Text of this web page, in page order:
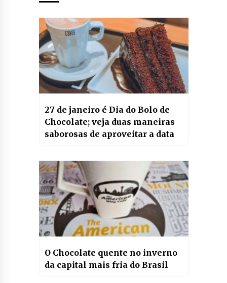
27 de janeiro é Dia do Bolo de
Chocolate; veja duas maneiras
saborosas de aproveitar a data
O Chocolate quente no inverno
da capital mais fria do Brasil